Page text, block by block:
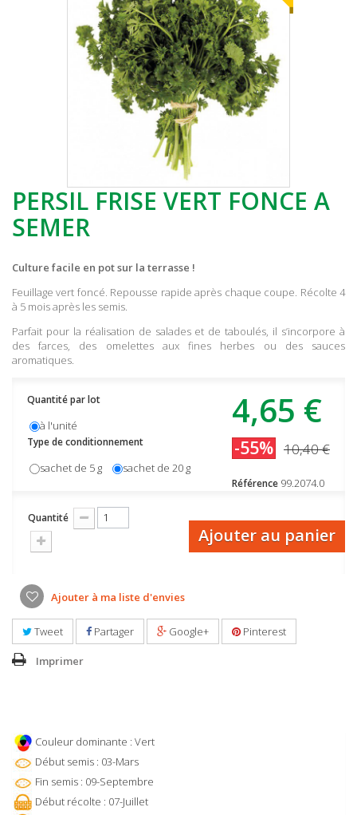
PERSIL FRISE VERT FONCE A
SEMER
Culture facile en pot sur la terrasse !
Feuillage vert foncé. Repousse rapide après chaque coupe. Récolte 4
à 5 mois après les semis.
Parfait pour la réalisation de salades et de taboulés, il s’incorpore à
des farces, des omelettes aux fines herbes ou des sauces
aromatiques.
4,65 €
-55% 10,40 €
Référence 99.2074.0
Quantité par lot
à l'unité
Type de conditionnement
sachet de 5 g sachet de 20 g
Quantité
Ajouter au panier
Ajouter à ma liste d'envies
Tweet Partager Google+ Pinterest
Imprimer
Couleur dominante : Vert
Début semis : 03-Mars
Fin semis : 09-Septembre
Début récolte : 07-Juillet